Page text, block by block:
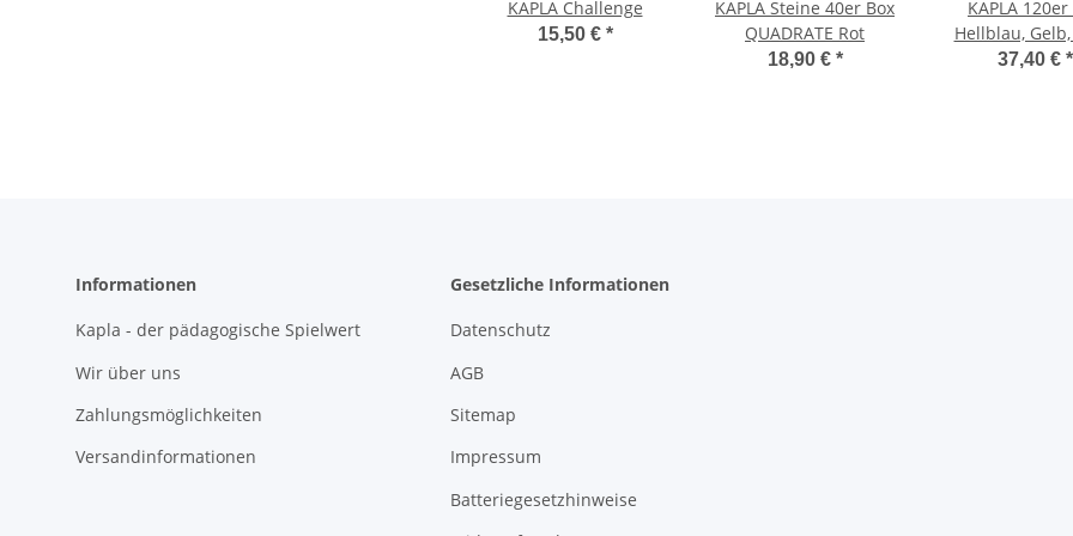
KAPLA Challenge
15,50 € *
KAPLA Steine 40er Box
QUADRATE Rot
18,90 € *
KAPLA 120er
Hellblau,
37,40 € *
Informationen
Kapla - der pädagogische Spielwert
Wir über uns
Zahlungsmöglichkeiten
Versandinformationen
Gesetzliche Informationen
Datenschutz
AGB
Sitemap
Impressum
Batteriegesetzhinweise